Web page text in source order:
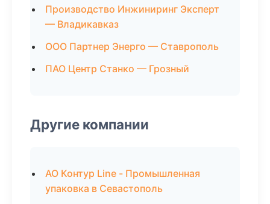
Производство Инжиниринг Эксперт
— Владикавказ
ООО Партнер Энерго — Ставрополь
ПАО Центр Станко — Грозный
Другие компании
АО Контур Line - Промышленная
упаковка в Севастополь